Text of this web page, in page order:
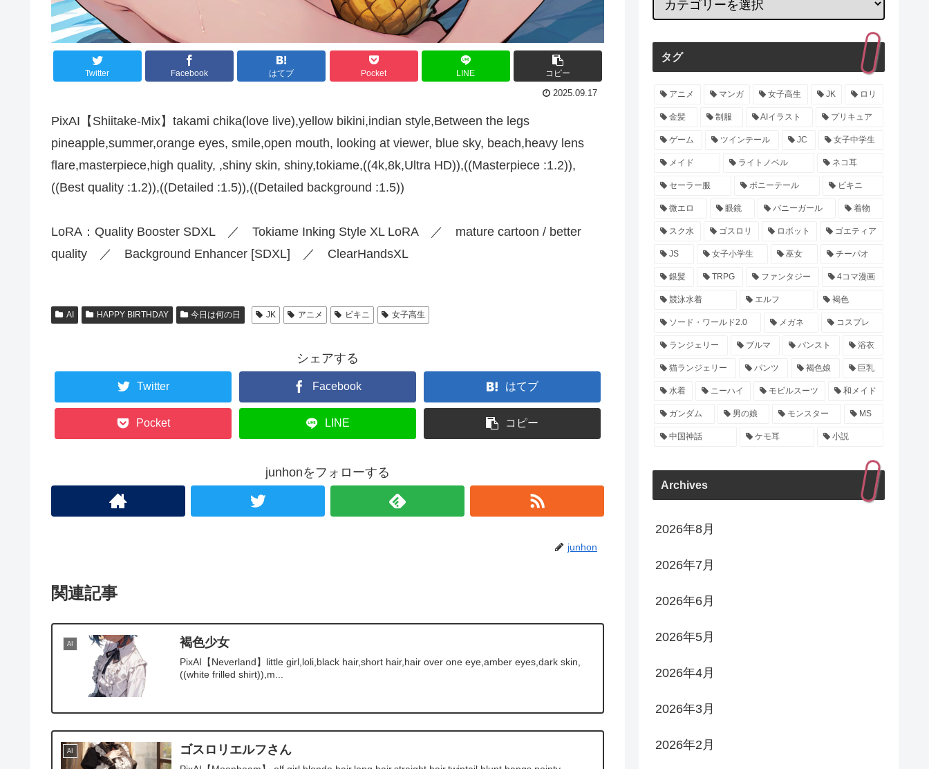
Twitter Facebook はてブ Pocket LINE コピー
2025.09.17
PixAI【Shiitake-Mix】takami chika(love live),yellow bikini,indian style,Between the legs
pineapple,summer,orange eyes, smile,open mouth, looking at viewer, blue sky, beach,heavy lens
flare,masterpiece,high quality, ,shiny skin, shiny,tokiame,((4k,8k,Ultra HD)),((Masterpiece :1.2)),
((Best quality :1.2)),((Detailed :1.5)),((Detailed background :1.5))
LoRA：Quality Booster SDXL ／ Tokiame Inking Style XL LoRA ／ mature cartoon / better
quality ／ Background Enhancer [SDXL] ／ ClearHandsXL
AI HAPPY BIRTHDAY 今日は何の日 JK アニメ ビキニ 女子高生
シェアする
Twitter Facebook はてブ
Pocket LINE コピー
junhonをフォローする
junhon
関連記事
AI 褐色少女
PixAI【Neverland】little girl,loli,black hair,short hair,hair over one eye,amber eyes,dark skin,
((white frilled shirt)),m...
AI ゴスロリエルフさん
タグ
アニメ マンガ 女子高生 JK ロリ
金髪 制服 AIイラスト プリキュア
ゲーム ツインテール JC 女子中学生
メイド ライトノベル ネコ耳
セーラー服 ポニーテール ビキニ
微エロ 眼鏡 バニーガール 着物
スク水 ゴスロリ ロボット ゴエティア
JS 女子小学生 巫女 チーパオ
銀髪 TRPG ファンタジー 4コマ漫画
競泳水着 エルフ 褐色
ソード・ワールド2.0 メガネ コスプレ
ランジェリー ブルマ パンスト 浴衣
猫ランジェリー パンツ 褐色娘 巨乳
水着 ニーハイ モビルスーツ 和メイド
ガンダム 男の娘 モンスター MS
中国神話 ケモ耳 小説
Archives
2026年8月
2026年7月
2026年6月
2026年5月
2026年4月
2026年3月
2026年2月